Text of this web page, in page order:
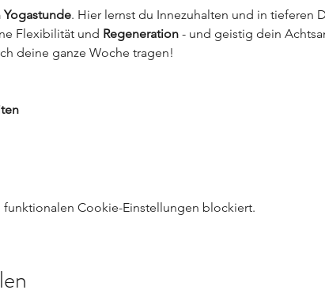
. Hier lernst du Innezuhalten und in tieferen
Flexibilität und Regeneration - und geistig dein
deine ganze Woche tragen!
Cookie-Einstellungen blockiert.